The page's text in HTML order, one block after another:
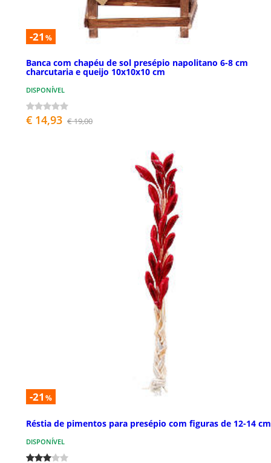
-21 %
Banca com chapéu de sol presépio napolitano 6-8 cm
charcutaria e queijo 10x10x10 cm
DISPONÍVEL
€ 14,93 € 19,00
-21 %
Réstia de pimentos para presépio com figuras de 12-14 cm
DISPONÍVEL